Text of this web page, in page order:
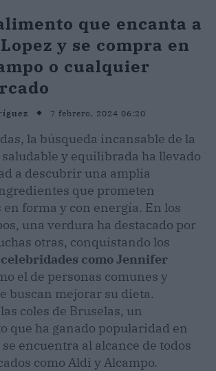
que encanta a
y se compra en
o cualquier
7 febrero, 2024 06:20
la búsqueda incansable de la
y equilibrada ha llevado
a descubrir una amplia
que prometen
forma y con energía. En los
una verdura ha destacado por
otras, conquistando los
como Jennifer
el de personas comunes y
buscan mejorar su dieta.
coles de Bruselas, un
que ha ganado popularidad en
encuentra al alcance de todos
como Aldi y Alcampo.